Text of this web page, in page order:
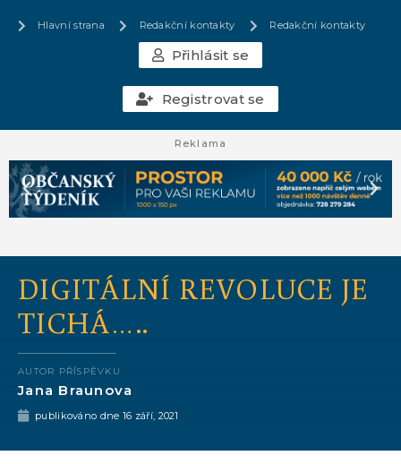
Hlavní strana Redakční kontakty Redakční kontakty
Přihlásit se
Registrovat se
Reklama
DIGITÁLNÍ REVOLUCE JE
TICHÁ…..
AUTOR PŘÍSPĚVKU
Jana Braunova
publikováno dne 16 září, 2021